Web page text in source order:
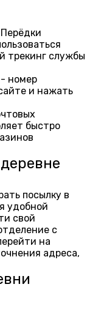
трекинг службы
номер
и нажать
быстро
посылку в
удобной
свой
с
на
адреса,